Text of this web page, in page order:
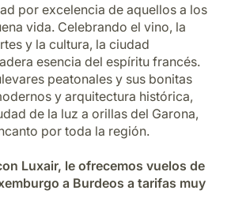
por excelencia de aquellos a los
vida. Celebrando el vino, la
y la cultura, la ciudad
esencia del espíritu francés.
peatonales y sus bonitas
y arquitectura histórica,
de la luz a orillas del Garona,
por toda la región.
Luxair, le ofrecemos vuelos de
a Burdeos a tarifas muy